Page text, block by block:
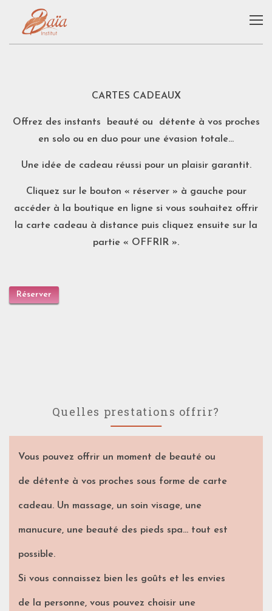
CARTES CADEAUX
Offrez des instants beauté ou détente à vos proches
en solo ou en duo pour une évasion totale…
Une idée de cadeau réussi pour un plaisir garantit.
Cliquez sur le bouton « réserver » à gauche pour
accéder à la boutique en ligne si vous souhaitez offrir
la carte cadeau à distance puis cliquez ensuite sur la
partie « OFFRIR ».
Réserver
Quelles prestations offrir?
Vous pouvez offrir un moment de beauté ou
de détente à vos proches sous forme de carte
cadeau. Un massage, un soin visage, une
manucure, une beauté des pieds spa… tout est
possible.
Si vous connaissez bien les goûts et les envies
de la personne, vous pouvez choisir une